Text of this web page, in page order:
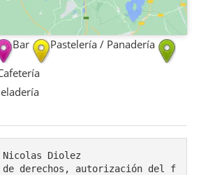
Bar Pastelería / Panadería
Diolez
derechos, autorización del f